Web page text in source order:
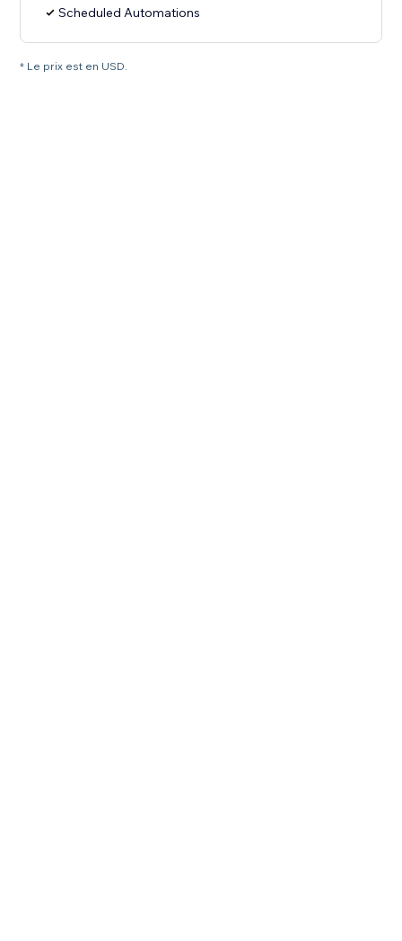
Scheduled Automations
* Le prix est en USD.